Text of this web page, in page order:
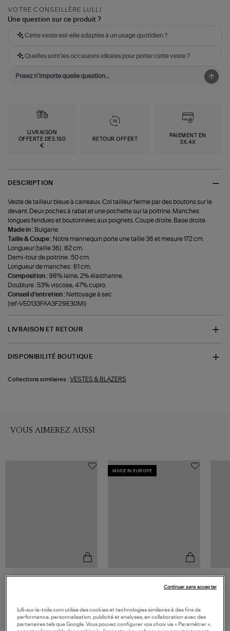
VOTRE CONSEILLÈRE LULLI
Une question sur ce produit ?
Cette veste est-elle adaptée à un usage quotidien ?
Quelles sont les occasions idéales pour porter cette veste ?
LIVRAISON
OFFERTE DÈS 150
€
RETOUR OFFERT
PAIEMENT EN
3X,4X
DESCRIPTION
Veste de tailleur bleue à carreaux. Col tailleur fermé par des boutons sur le
devant. Deux poches à rabat et une pochette sur la poitrine. Manches
longues fendues et boutonnées aux poignets. Coupe droite. Base droite.
Made in : Bulgarie.
Taille & Coupe : Notre mannequin porte une taille 36 et mesure 172 cm.
Longueur (taille 36) : 82 cm.
Demi-tour de poitrine : 50 cm.
Longueur de manches : 61 cm.
Composition : 98% laine, 2% élasthanne.
Doublure : 53% viscose, 47% cupro.
Conseil d'entretien : Nettoyage à sec.
(ref-VE0133FAA3F29E30MI)
LIVRAISON ET RETOUR
DISPONIBILITÉ BOUTIQUE
Collections similaires : VESTES & BLAZERS
VOUS AIMEREZ AUSSI
MADE IN EUROPE
Blazer Kos Sans Manches
lulli-sur-la-toile.com utilise des cookies et technologies similaires à des fins de
performance, personnalisation, publicité et analyses, en collaboration avec des
partenaires tels que Google. Vous pouvez configurer vos choix via « Paramétrer »,
Continuer sans accepter